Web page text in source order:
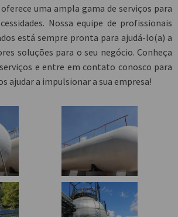
uma ampla gama de serviços para
Nossa equipe de profissionais
está sempre pronta para ajudá-lo(a) a
soluções para o seu negócio. Conheça
e entre em contato conosco para
ajudar a impulsionar a sua empresa!